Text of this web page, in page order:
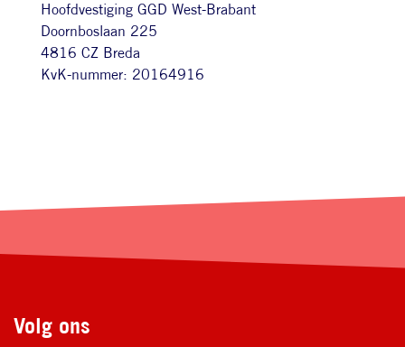
Hoofdvestiging GGD West-Brabant
Doornboslaan 225
4816 CZ Breda
KvK-nummer: 20164916
Volg ons